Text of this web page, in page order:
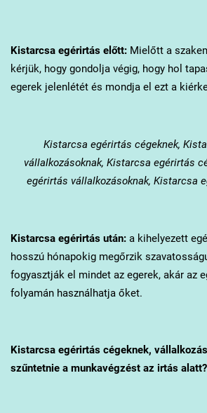
Kistarcsaegérirtás előtt:Mielőtt a
kérjük, hogy gondolja végig, hogy hol
egerek jelenlétét és mondja el ezt a
Kistarcsa egérirtás cégeknek,
vállalkozásoknak, Kistarcsa egérirtás
egérirtás vállalkozásoknak, Kistarcsa
Kistarcsaegérirtás után:a kihelyezett
hosszú hónapokig megőrzik
fogyasztják el mindet az egerek, akár az
folyamán használhatja őket.
Kistarcsaegérirtás cégeknek,
szűntetnie a munkavégzést az irtás alatt?